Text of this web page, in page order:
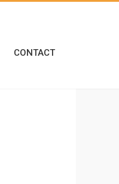
CONTACT